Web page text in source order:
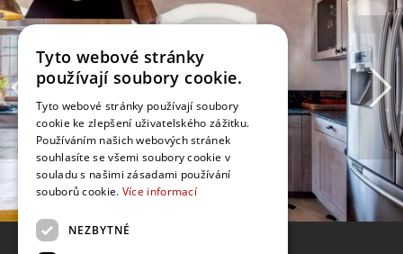
Tyto webové stránky
používají soubory cookie.
Tyto webové stránky používají soubory
cookie ke zlepšení uživatelského zážitku.
Používáním našich webových stránek
souhlasíte se všemi soubory cookie v
souladu s našimi zásadami používání
souborů cookie. Více informací
NEZBYTNÉ